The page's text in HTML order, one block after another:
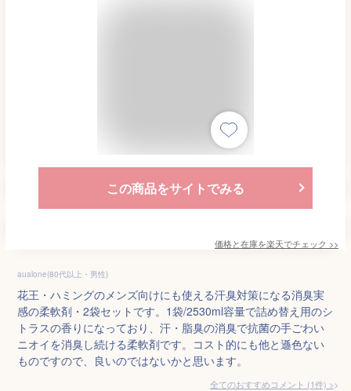
この商品をサイトでみる
価格と在庫を楽天でチェック >>
aualone(80代以上・男性)
花王・ハミングのメンズ向けにも使える汗臭対策になる消臭実
感の柔軟剤・2袋セットです。1袋/2530ml容量で詰め替え用のシ
トラスの香りになっており、汗・脂臭の消臭で抗菌の手ごわい
ニオイを消臭し続ける柔軟剤です。コスト的にも他と遜色ない
ものですので、良いのではないかと思います。
全てのおすすめコメント (1件) >